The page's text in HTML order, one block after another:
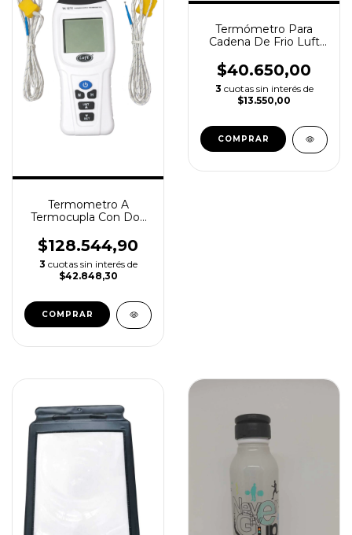
Termometro A
Termocupla Con Dos
$128.544,90
3 cuotas sin interés de
$42.848,30
Termómetro Para
Cadena De Frio Luft
$40.650,00
3 cuotas sin interés de
$13.550,00